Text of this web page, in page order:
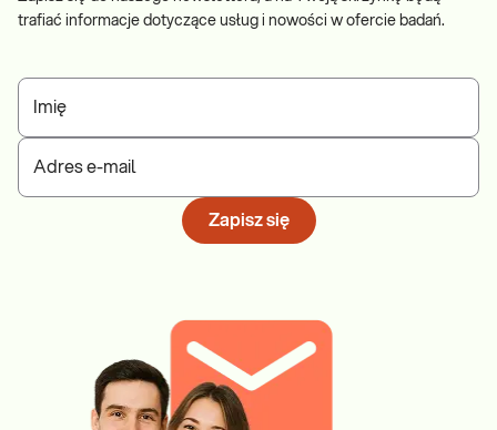
trafiać informacje dotyczące usług i nowości w ofercie badań.
Imię
Adres e-mail
Zapisz się